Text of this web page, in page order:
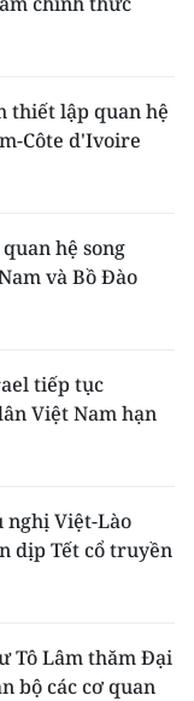
thiết lập quan hệ
Côte d'Ivoire
hệ song
và Bồ Đào
tiếp tục
Việt Nam hạn
Việt-Lào
dịp Tết cổ truyền
Tô Lâm thăm Đại
bộ các cơ quan